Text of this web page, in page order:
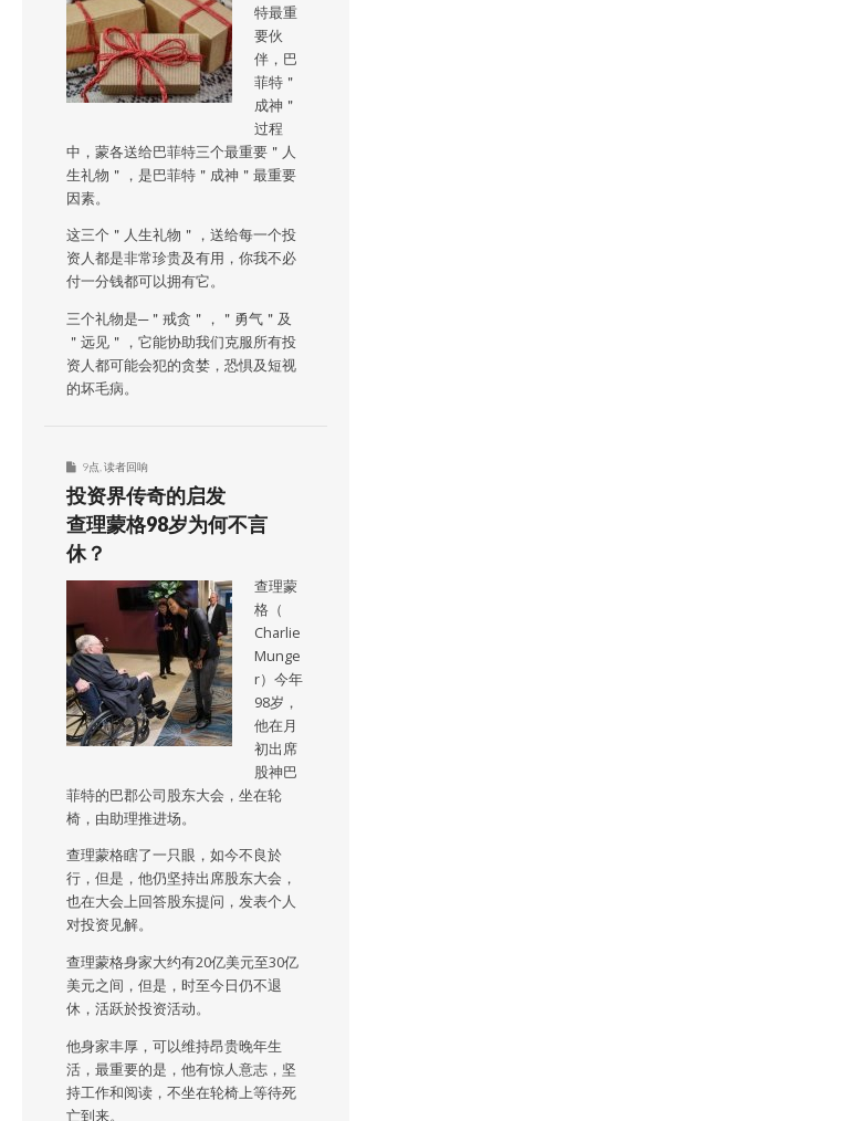
特最重
要伙
伴，巴
菲特＂
成神＂
过程
中，蒙各送给巴菲特三个最重要＂人
生礼物＂，是巴菲特＂成神＂最重要
因素。
这三个＂人生礼物＂，送给每一个投
资人都是非常珍贵及有用，你我不必
付一分钱都可以拥有它。
三个礼物是─＂戒贪＂，＂勇气＂及
＂远见＂，它能协助我们克服所有投
资人都可能会犯的贪婪，恐惧及短视
的坏毛病。
9点 读者回响
投资界传奇的启发
查理蒙格98岁为何不言
休？
查理蒙
格（
Charlie
Munge
r）今年
98岁，
他在月
初出席
股神巴
菲特的巴郡公司股东大会，坐在轮
椅，由助理推进场。
查理蒙格瞎了一只眼，如今不良於
行，但是，他仍坚持出席股东大会，
也在大会上回答股东提问，发表个人
对投资见解。
查理蒙格身家大约有20亿美元至30亿
美元之间，但是，时至今日仍不退
休，活跃於投资活动。
他身家丰厚，可以维持昂贵晚年生
活，最重要的是，他有惊人意志，坚
持工作和阅读，不坐在轮椅上等待死
亡到来。